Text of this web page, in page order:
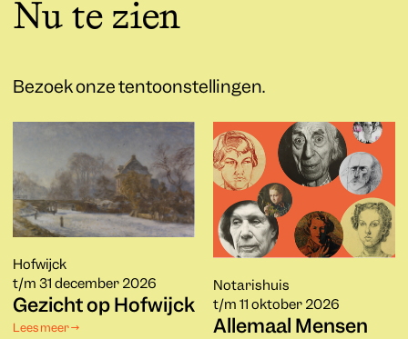
Nu te zien
Bezoek onze tentoonstellingen.
Hofwijck
t/m 31 december 2026
Gezicht op Hofwijck
Lees meer →
Notarishuis
t/m 11 oktober 2026
Allemaal Mensen